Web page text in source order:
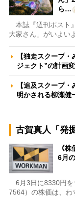
ら…
本誌『週刊ポスト
大家さん」がいよい
【独走スクープ
ジェクト”の計画
【追及スクープ
明かされる柳瀬
古賀真人「発
《
6月
6月3日に8330円を
7564）の株価は、